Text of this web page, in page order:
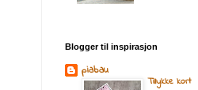
Blogger til inspirasjon
piabau
Tillykke kort